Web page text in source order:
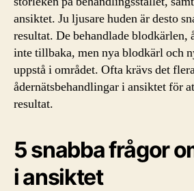
ansiktet. Ju ljusare huden är desto
resultat. De behandlade blodkärlen,
inte tillbaka, men nya blodkärl och
uppstå i området. Ofta krävs det
ådernätsbehandlingar i ansiktet för
resultat.
5 snabba frågor
i ansiktet